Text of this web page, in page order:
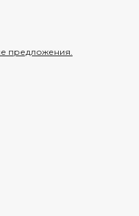
предложения.